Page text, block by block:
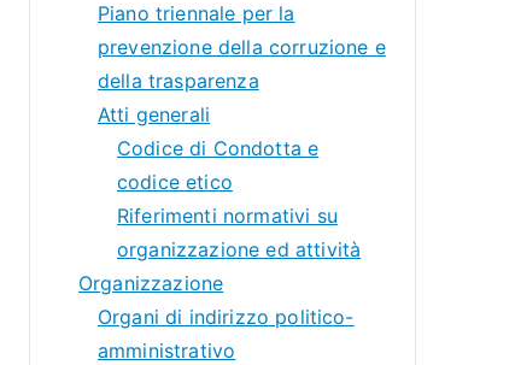
Piano triennale per la
prevenzione della corruzione e
della trasparenza
Atti generali
Codice di Condotta e
codice etico
Riferimenti normativi su
organizzazione ed attività
Organizzazione
Organi di indirizzo politico-
amministrativo